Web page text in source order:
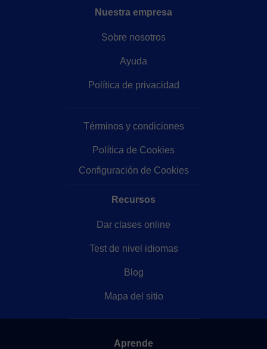
Nuestra empresa
Sobre nosotros
Ayuda
Política de privacidad
Términos y condiciones
Política de Cookies
Configuración de Cookies
Recursos
Dar clases online
Test de nivel idiomas
Blog
Mapa del sitio
Aprende